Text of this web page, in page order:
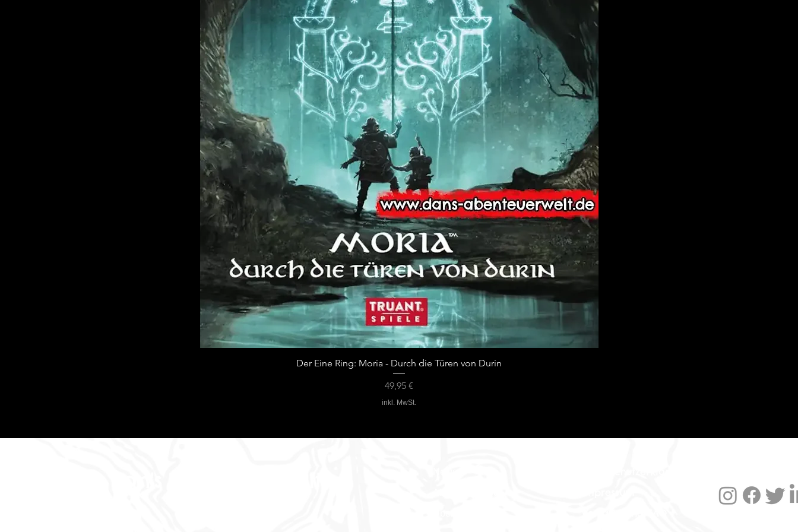
• Fans von maritimen Erzählungen, düsteren Legenden und
geheimnisvollen Ruinen
„Schrecken der Meere“ liefert dir alles, was du brauchst, um
deine Spieler direkt ins Herz aventurischer Seegefahren zu
führen – dramatisch, atmosphärisch und voller Wendungen.
Der Eine Ring: Moria - Durch die Türen von Durin
Preis
49,95 €
inkl. MwSt.